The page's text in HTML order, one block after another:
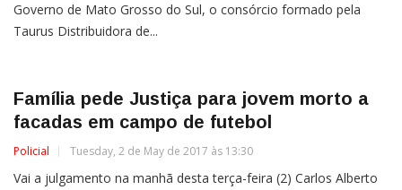
Governo de Mato Grosso do Sul, o consórcio formado pela
Taurus Distribuidora de...
Família pede Justiça para jovem morto a
facadas em campo de futebol
Policial Tuesday, 2 de May de 2017 às 13:30
Vai a julgamento na manhã desta terça-feira (2) Carlos Alberto